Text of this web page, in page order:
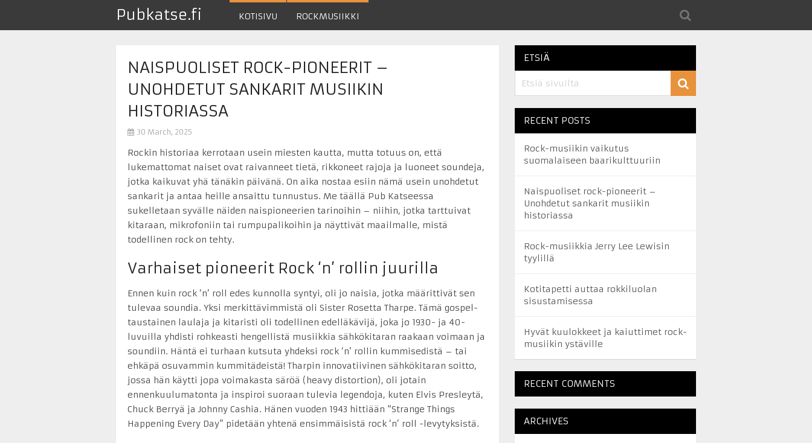
Pubkatse.fi KOTISIVU ROCKMUSIIKKI
NAISPUOLISET ROCK-PIONEERIT –
UNOHDETUT SANKARIT MUSIIKIN
HISTORIASSA
30 March, 2025
Rockin historiaa kerrotaan usein miesten kautta, mutta totuus on, että
lukemattomat naiset ovat raivanneet tietä, rikkoneet rajoja ja luoneet soundeja,
jotka kaikuvat yhä tänäkin päivänä. On aika nostaa esiin nämä usein unohdetut
sankarit ja antaa heille ansaittu tunnustus. Me täällä Pub Katseessa
sukelletaan syvälle näiden naispioneerien tarinoihin – niihin, jotka tarttuivat
kitaraan, mikrofoniin tai rumpupalikoihin ja näyttivät maailmalle, mistä
todellinen rock on tehty.
Varhaiset pioneerit Rock ‘n’ rollin juurilla
Ennen kuin rock ‘n’ roll edes kunnolla syntyi, oli jo naisia, jotka määrittivät sen
tulevaa soundia. Yksi merkittävimmistä oli Sister Rosetta Tharpe. Tämä gospel-
taustainen laulaja ja kitaristi oli todellinen edelläkävijä, joka jo 1930- ja 40-
luvuilla yhdisti rohkeasti hengellistä musiikkia sähkökitaran raakaan voimaan ja
soundiin. Häntä ei turhaan kutsuta yhdeksi rock ‘n’ rollin kummisedistä – tai
ehkäpä osuvammin kummitädeistä! Tharpin innovatiivinen sähkökitaran soitto,
jossa hän käytti jopa voimakasta säröä (heavy distortion), oli jotain
ennenkuulumatonta ja inspiroi suoraan tulevia legendoja, kuten Elvis Presleytä,
Chuck Berryä ja Johnny Cashia. Hänen vuoden 1943 hittiään “Strange Things
Happening Every Day” pidetään yhtenä ensimmäisistä rock ‘n’ roll -levytyksistä.
ETSIÄ
RECENT POSTS
Rock-musiikin vaikutus
suomalaiseen baarikulttuuriin
Naispuoliset rock-pioneerit –
Unohdetut sankarit musiikin
historiassa
Rock-musiikkia Jerry Lee Lewisin
tyylillä
Kotitapetti auttaa rokkiluolan
sisustamisessa
Hyvät kuulokkeet ja kaiuttimet rock-
musiikin ystäville
RECENT COMMENTS
ARCHIVES